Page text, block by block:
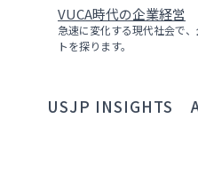
VUCA時代の企業経営
急速に変化する現代社会で
トを探ります。
USJP INSIGHTS